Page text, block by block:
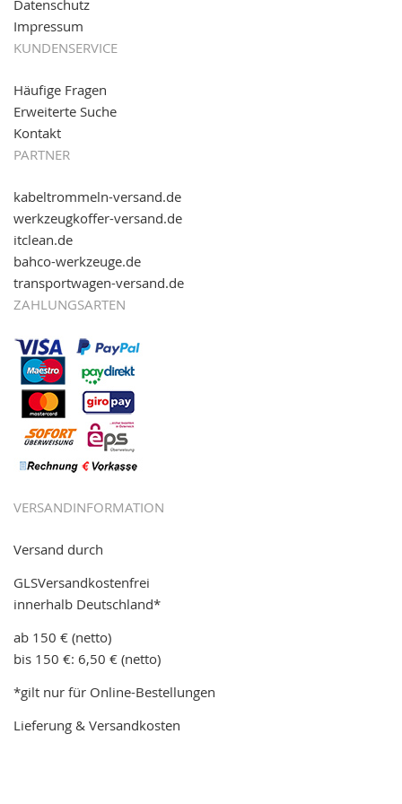
Datenschutz
Impressum
KUNDENSERVICE
Häufige Fragen
Erweiterte Suche
Kontakt
PARTNER
kabeltrommeln-versand.de
werkzeugkoffer-versand.de
itclean.de
bahco-werkzeuge.de
transportwagen-versand.de
ZAHLUNGSARTEN
VERSANDINFORMATION
Versand durch
GLSVersandkostenfrei
innerhalb Deutschland*
ab 150 € (netto)
bis 150 €: 6,50 € (netto)
*gilt nur für Online-Bestellungen
Lieferung & Versandkosten